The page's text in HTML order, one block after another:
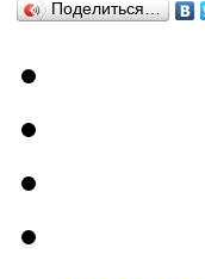
Поделиться…